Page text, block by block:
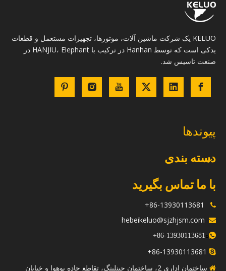
KELUO یک شرکت ماشین آلات، موتورها، تجهیزات مستعمل و قطعات
یدکی است که توسط Hanhan در ترکیب با HANJIU، Elephant در
صنعت تاسیس شد.
پیوندها
دسته بندی
با ما تماس بگیرید


hebeikeluo@sjzhjsm.com
ه 13930113681-86
+

 ساختمان اداری 2، ساختمان جینلینگ، تقاطع جاده یوهوا و خیابان